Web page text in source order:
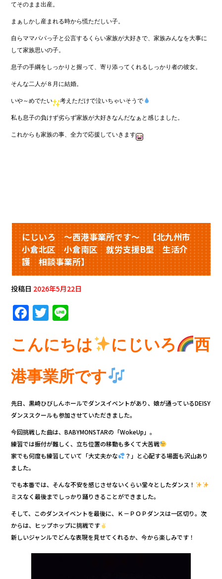
てそのまま出産。
まぁしかし産まれる時から慌ただしい子。
自らママパパっ子と公言するくらい家族が大好きで、家族みんなを大事に
して家族思いの子。
息子の手綱をしっかりと握って、寄り添ってくれるしっかり者の彼女。
そんな二人が８月に結婚。
いや～めでたい 考えただけで泣いちゃいそうで
私も息子の負けず劣らず家族が大好きなんだなぁと感じました。
これからも家族の事、全力で応援していきます
にじいろ ～西港事業所です～ 【北九州市
小倉北区 小倉南区 就労支援B型 生活介
護 相談事業所】
投稿日 2026年5月22日
F
a
c
b
o
k
T
w
it
r
e
こんにちは にじいろ
西
港事業所です
先日、黒崎ひびしんホールでダンスイベントがあり、娘が通っているDEISY
ダンススクールも参加させていただきました。
今回挑戦した曲は、BABYMONSTARの「WokeUp」。
練習では振付が難しく、立ち位置の移動も多くて大苦戦
家でも何度も練習していて「大丈夫かな
？」と心配する場面も沢山あり
ました。
でも本番では、そんな不安を感じさせないくらい堂々としたダンス！
ミスなく最後までしっかり踊りきることができました。
そして、このダンスイベントを最後に、Ｋ－ＰＯＰダンスは一区切り。次
からは、ヒップホップに挑戦です
新しいジャンルでどんな表現を見せてくれるか、今から楽しみです！